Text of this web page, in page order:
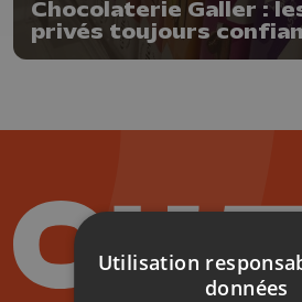
Chocolaterie Galler :
privés toujours
Utilisation
données